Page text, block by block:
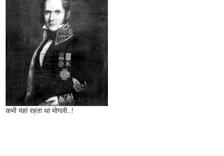
कभी यहां रहता था मोगली...!